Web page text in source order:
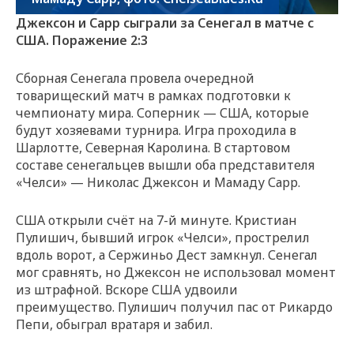
Джексон и Сарр сыграли за Сенегал в матче с
США. Поражение 2:3
Сборная Сенегала провела очередной
товарищеский матч в рамках подготовки к
чемпионату мира. Соперник — США, которые
будут хозяевами турнира. Игра проходила в
Шарлотте, Северная Каролина. В стартовом
составе сенегальцев вышли оба представителя
«Челси» — Николас Джексон и Мамаду Сарр.
США открыли счёт на 7-й минуте. Кристиан
Пулишич, бывший игрок «Челси», прострелил
вдоль ворот, а Сержиньо Дест замкнул. Сенегал
мог сравнять, но Джексон не использовал момент
из штрафной. Вскоре США удвоили
преимущество. Пулишич получил пас от Рикардо
Пепи, обыграл вратаря и забил.